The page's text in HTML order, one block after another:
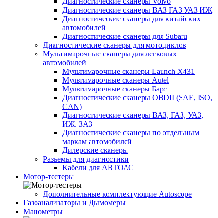
Диагностические сканеры ВАЗ ГАЗ УАЗ ИЖ
Диагностические сканеры для китайских
автомобилей
Диагностические сканеры для Subaru
Диагностические сканеры для мотоциклов
Мультимарочные сканеры для легковых
автомобилей
Мультимарочные сканеры Launch X431
Мультимарочные сканеры Autel
Мультимарочные сканеры Барс
Диагностические сканеры OBDII (SAE, ISO,
CAN)
Диагностические сканеры ВАЗ, ГАЗ, УАЗ,
ИЖ, ЗАЗ
Диагностические сканеры по отдельным
маркам автомобилей
Дилерские сканеры
Разъемы для диагностики
Кабели для АВТОАС
Мотор-тестеры
Дополнительные комплектующие Autoscope
Газоанализаторы и Дымомеры
Манометры